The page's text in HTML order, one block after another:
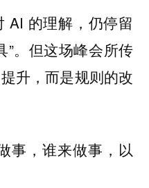
AI 的理解，仍停留
”。但这场峰会所传
升，而是规则的改
事，谁来做事，以